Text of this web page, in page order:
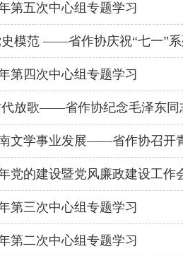
第五次中心组专题学习
模范 ——省作协庆祝“七一”
第四次中心组专题学习
文学事业发展——省作协召开
党的建设暨党风廉政建设工作
第三次中心组专题学习
第二次中心组专题学习